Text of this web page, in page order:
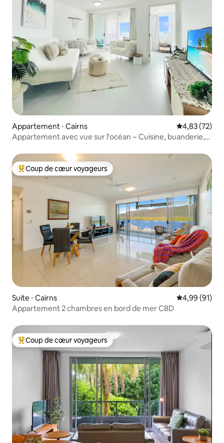
Appartement ⋅ Cairns Évaluation
4,83 (72)
Appartement avec vue sur l'océan ~ Cuisine, buanderie,
Coups de cœur voyageurs les plus appréciés
Coup de cœur voyageurs
Suite ⋅ Cairns Évaluation
4,99 (91)
Appartement 2 chambres en bord de mer CBD
Coups de cœur voyageurs les plus appréciés
Coup de cœur voyageurs